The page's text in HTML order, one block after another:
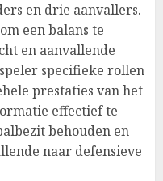
en drie aanvallers.
een balans te
en aanvallende
specifieke rollen
prestaties van het
effectief te
behouden en
naar defensieve